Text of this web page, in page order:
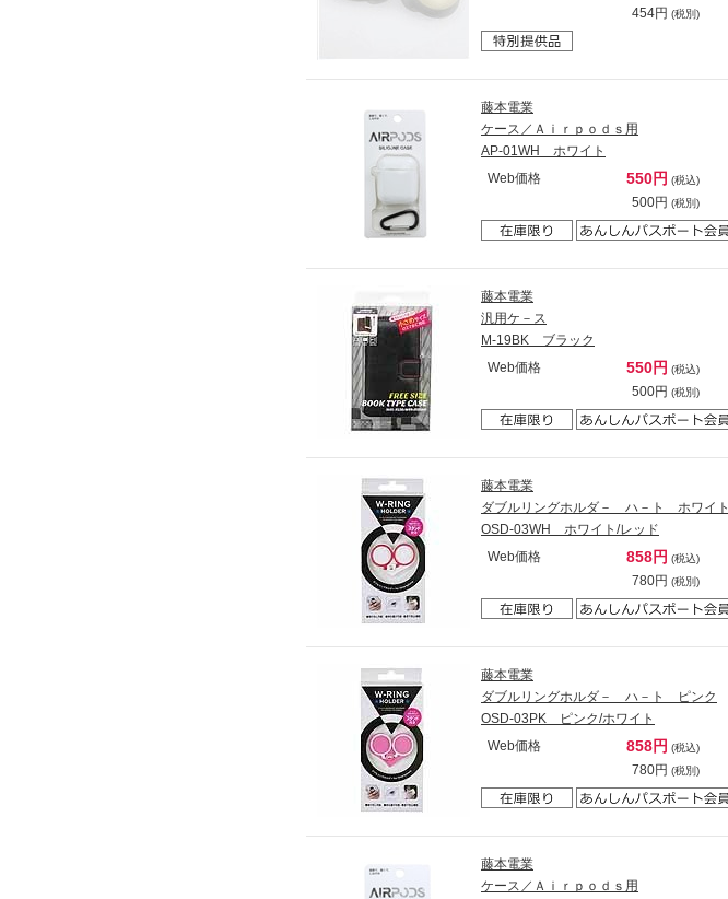
454円 (税別)
藤本電業
ケース／Ａｉｒｐｏｄｓ用
AP-01WH ホワイト
Web価格
550円 (税込)
500円 (税別)
藤本電業
汎用ケ－ス
M-19BK ブラック
Web価格
550円 (税込)
500円 (税別)
藤本電業
ダブルリングホルダ－ ハ－ト ホワイト
OSD-03WH ホワイト/レッド
Web価格
858円 (税込)
780円 (税別)
藤本電業
ダブルリングホルダ－ ハ－ト ピンク
OSD-03PK ピンク/ホワイト
Web価格
858円 (税込)
780円 (税別)
藤本電業
ケース／Ａｉｒｐｏｄｓ用